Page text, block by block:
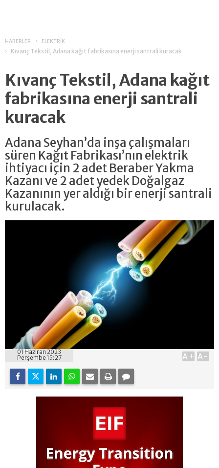
HABERLER ELEKTRİK
Kıvanç Tekstil, Adana kağıt fabrikasına enerji santrali kuracak
Kıvanç Tekstil, Adana kağıt
fabrikasına enerji santrali
kuracak
Adana Seyhan’da inşa çalışmaları
süren Kağıt Fabrikası’nın elektrik
ihtiyacı için 2 adet Beraber Yakma
Kazanı ve 2 adet yedek Doğalgaz
Kazanının yer aldığı bir enerji santrali
kurulacak.
01 Haziran 2023
Perşembe 15:27
A+ A-